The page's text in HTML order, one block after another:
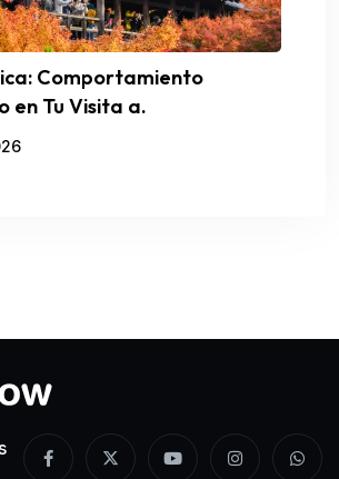
Comportamiento
en Tu Visita a.